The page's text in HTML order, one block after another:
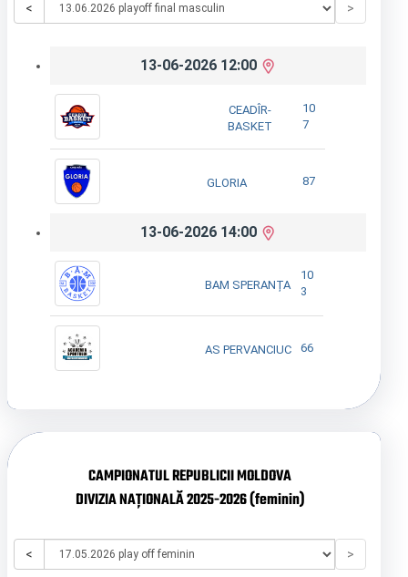
< >
13-06-2026 12:00
CEADÎR-
BASKET
10
7
GLORIA 87
13-06-2026 14:00
BAM SPERANȚA
10
3
AS PERVANCIUC 66
CAMPIONATUL REPUBLICII MOLDOVA
DIVIZIA NAȚIONALĂ 2025-2026 (feminin)
< >